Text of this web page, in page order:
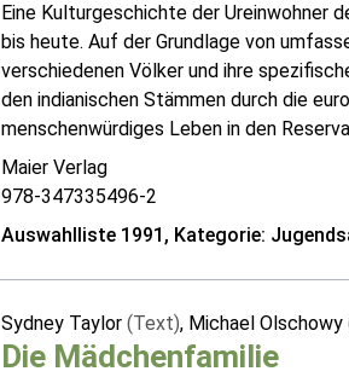
Eine Kulturgeschichte der Ureinwohner
bis heute. Auf der Grundlage von
verschiedenen Völker und ihre
den indianischen Stämmen durch die
menschenwürdiges Leben in den
Maier Verlag
978-347335496-2
Auswahlliste 1991, Kategorie:
Sydney Taylor (Text), Michael Olschowy
Die Mädchenfamilie